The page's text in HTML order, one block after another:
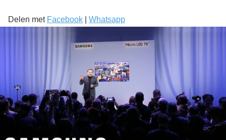
Delen met Facebook Whatsapp